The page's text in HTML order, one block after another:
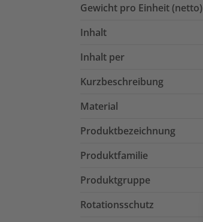
Gewicht pro Einheit (netto)
Inhalt
Inhalt per
Kurzbeschreibung
Material
Produktbezeichnung
Produktfamilie
Produktgruppe
Rotationsschutz